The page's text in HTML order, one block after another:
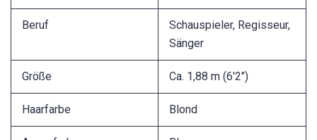
Beruf
Schauspieler, Regisseur,
Sänger
Größe Ca. 1,88 m (6'2″)
Haarfarbe Blond